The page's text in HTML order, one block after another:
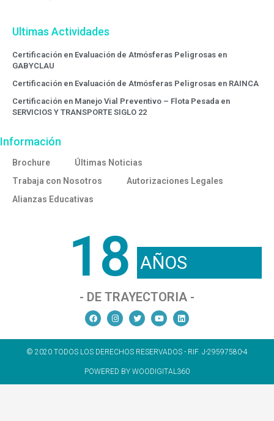
Ultimas Actividades
Certificación en Evaluación de Atmósferas Peligrosas en
GABYCLAU
Certificación en Evaluación de Atmósferas Peligrosas en RAINCA
Certificación en Manejo Vial Preventivo – Flota Pesada en
SERVICIOS Y TRANSPORTE SIGLO 22
Información
Brochure
Últimas Noticias
Trabaja con Nosotros
Autorizaciones Legales
Alianzas Educativas
18 AÑOS
- DE TRAYECTORIA -
© 2020 TODOS LOS DERECHOS RESERVADOS - RIF. J-29597580-4
POWERED BY WOODIGITAL360